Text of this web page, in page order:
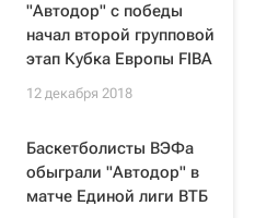
"Автодор" с победы
начал второй групповой
этап Кубка Европы FIBA
12 декабря 2018
Баскетболисты ВЭФа
обыграли "Автодор" в
матче Единой лиги ВТБ